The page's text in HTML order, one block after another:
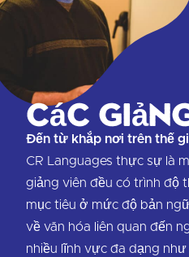
Các
Đến từ khắp nơi trên thế
CR Languages thực sự là
giảng viên đều có trình độ
mục tiêu ở mức độ bản
về văn hóa liên quan đến
nhiều lĩnh vực đa dạng